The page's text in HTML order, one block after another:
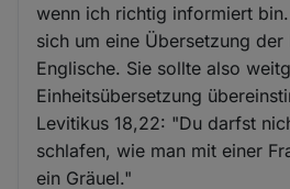
wenn ich richtig informiert
sich um eine Übersetzung der
Englische. Sie sollte also
Einheitsübersetzung
Levitikus 18,22: "Du darfst
schlafen, wie man mit einer
ein Gräuel."